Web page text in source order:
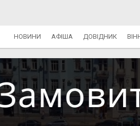
НОВИНИ АФІША ДОВІДНИК